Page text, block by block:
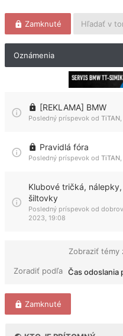
Zamknuté
Oznámenia
[REKLAMA] BMW
Posledný príspevok od TiTAN
Pravidlá fóra
Posledný príspevok od TiTAN
Klubové tričká,
šiltovky
Posledný príspevok od
2023, 19:08
Zobraziť témy
Zoradiť podľa Čas odoslania
Zamknuté